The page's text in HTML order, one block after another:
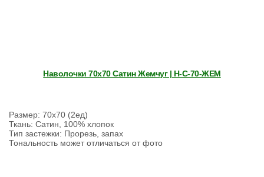
Наволочки 70х70 Сатин Жемчуг | Н-С-70-ЖЕМ
Размер: 70х70 (2ед)
Ткань: Сатин, 100% хлопок
Тип застежки: Прорезь, запах
Тональность может отличаться от фото